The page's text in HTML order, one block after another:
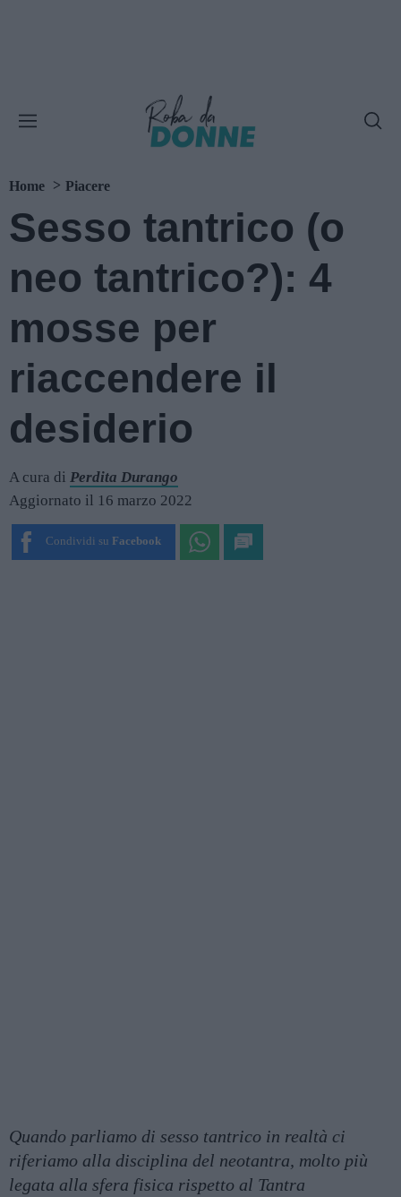
Home Piacere
Sesso tantrico (o
neo tantrico?): 4
mosse per
riaccendere il
desiderio
A cura di Perdita Durango
Aggiornato il 16 marzo 2022
Condividi su Facebook
Quando parliamo di sesso tantrico in realtà ci
riferiamo alla disciplina del neotantra, molto più
legata alla sfera fisica rispetto al Tantra